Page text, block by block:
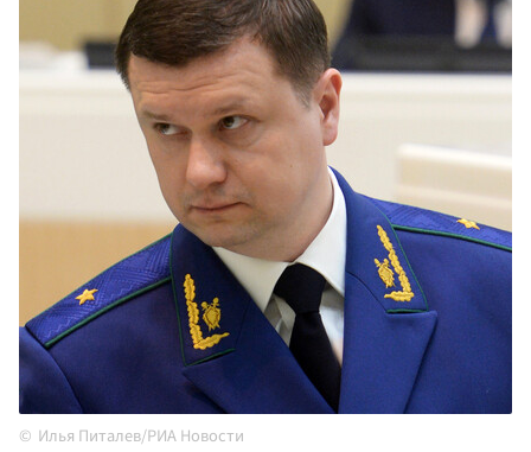
Илья Питалев/РИА Новости